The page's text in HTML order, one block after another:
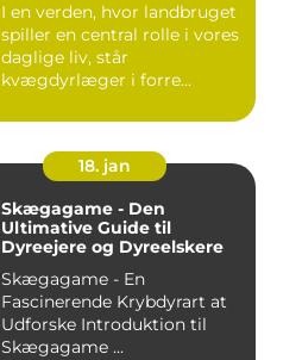
I en verden, hvor landbruget
spiller en central rolle i vores
daglige liv, står
kvægdyrlæger i forre...
18. jan
Skægagame - Den
Ultimative Guide til
Dyreejere og Dyreelskere
Skægagame - En
Fascinerende Krybdyrart at
Udforske Introduktion til
Skægagame ...